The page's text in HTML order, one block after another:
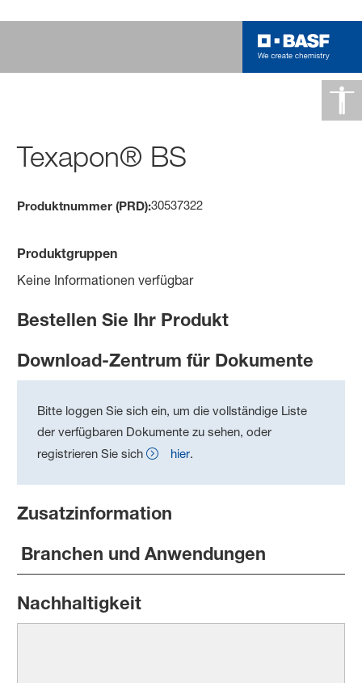
Texapon® BS
Produktnummer (PRD):30537322
Produktgruppen
Keine Informationen verfügbar
Bestellen Sie Ihr Produkt
Download-Zentrum für Dokumente
Bitte loggen Sie sich ein, um die vollständige Liste
der verfügbaren Dokumente zu sehen, oder
registrieren Sie sich
hier.
Zusatzinformation
Branchen und Anwendungen
Nachhaltigkeit